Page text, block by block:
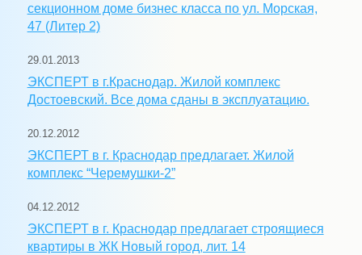
секционном доме бизнес класса по ул. Морская,
47 (Литер 2)
29.01.2013
ЭКСПЕРТ в г.Краснодар. Жилой комплекс
Достоевский. Все дома сданы в эксплуатацию.
20.12.2012
ЭКСПЕРТ в г. Краснодар предлагает. Жилой
комплекс “Черемушки-2”
04.12.2012
ЭКСПЕРТ в г. Краснодар предлагает строящиеся
квартиры в ЖК Новый город, лит. 14